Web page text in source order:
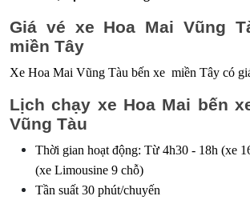
Giá vé xe Hoa Mai Vũng
miền Tây
Xe Hoa Mai Vũng Tàu bến xe miền Tây có
Lịch chạy xe Hoa Mai bến
Vũng Tàu
Thời gian hoạt động: Từ 4h30 - 18h (xe
(xe Limousine 9 chỗ)
Tần suất 30 phút/chuyến